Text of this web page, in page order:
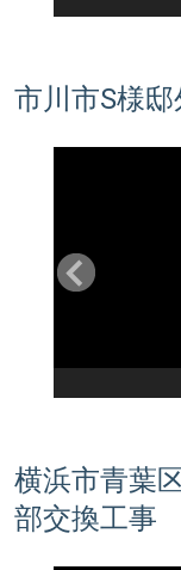
市川市S様
横浜市青葉
部交換工事